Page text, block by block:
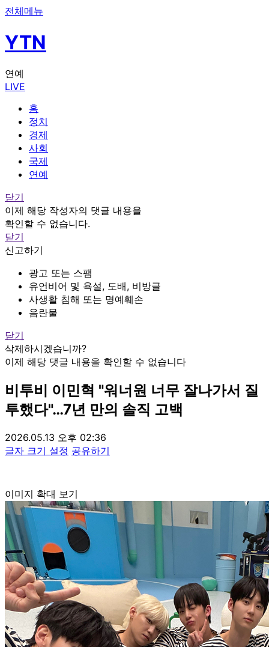
전체메뉴
YTN
연예
LIVE
홈
정치
경제
사회
국제
연예
닫기
이제 해당 작성자의 댓글 내용을
확인할 수 없습니다.
닫기
신고하기
광고 또는 스팸
유언비어 및 욕설, 도배, 비방글
사생활 침해 또는 명예훼손
음란물
닫기
삭제하시겠습니까?
이제 해당 댓글 내용을 확인할 수 없습니다
비투비 이민혁 "워너원 너무 잘나가서 질
투했다"…7년 만의 솔직 고백
2026.05.13 오후 02:36
글자 크기 설정 공유하기
이미지 확대 보기